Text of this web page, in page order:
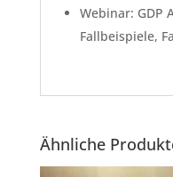
Webinar: GDP
Fallbeispiele,
Ähnliche